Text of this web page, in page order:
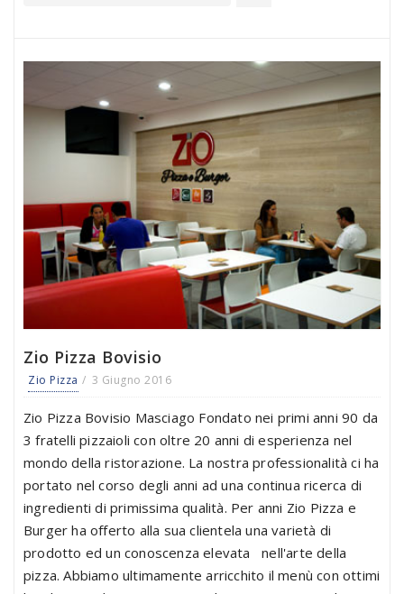
Zio Pizza Bovisio
Zio Pizza 3 Giugno 2016
Zio Pizza Bovisio Masciago Fondato nei primi anni 90 da
3 fratelli pizzaioli con oltre 20 anni di esperienza nel
mondo della ristorazione. La nostra professionalità ci ha
portato nel corso degli anni ad una continua ricerca di
ingredienti di primissima qualità. Per anni Zio Pizza e
Burger ha offerto alla sua clientela una varietà di
prodotto ed un conoscenza elevata nell'arte della
pizza. Abbiamo ultimamente arricchito il menù con ottimi